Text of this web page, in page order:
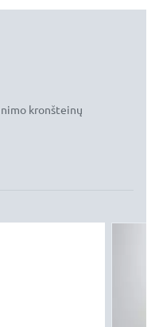
kronšteinų